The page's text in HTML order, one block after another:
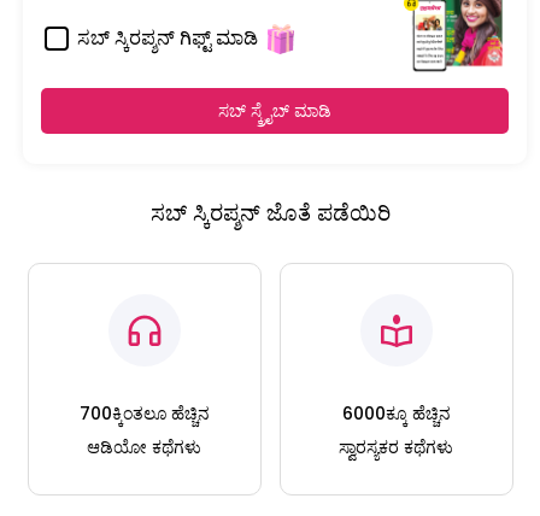
ಸಬ್ ಸ್ಕಿರಪ್ಶನ್ ಗಿಫ್ಟ್ ಮಾಡಿ
ಸಬ್ ಸ್ಕ್ರೈಬ್ ಮಾಡಿ
ಸಬ್ ಸ್ಕಿರಪ್ಶನ್ ಜೊತೆ ಪಡೆಯಿರಿ
700ಕ್ಕಿಂತಲೂ ಹೆಚ್ಚಿನ
ಆಡಿಯೋ ಕಥೆಗಳು
6000ಕ್ಕೂ ಹೆಚ್ಚಿನ
ಸ್ವಾರಸ್ಯಕರ ಕಥೆಗಳು